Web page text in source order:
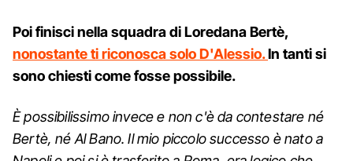
Poi finisci nella squadra di Loredana Bertè,
nonostante ti riconosca solo D'Alessio.In tanti si
sono chiesti come fosse possibile.
È possibilissimo invece e non c'è da contestare né
Bertè, né Al Bano. Il mio piccolo successo è nato a